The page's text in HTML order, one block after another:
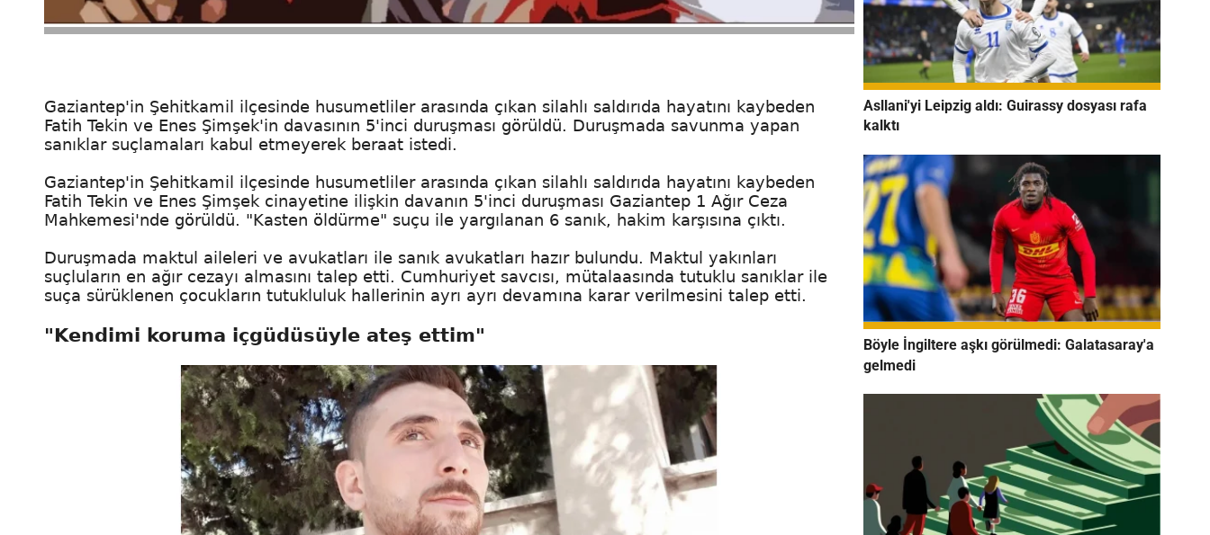
Gaziantep'in Şehitkamil ilçesinde husumetliler arasında çıkan silahlı saldırıda hayatını kaybeden
Fatih Tekin ve Enes Şimşek'in davasının 5'inci duruşması görüldü. Duruşmada savunma yapan
sanıklar suçlamaları kabul etmeyerek beraat istedi.
Gaziantep'in Şehitkamil ilçesinde husumetliler arasında çıkan silahlı saldırıda hayatını kaybeden
Fatih Tekin ve Enes Şimşek cinayetine ilişkin davanın 5'inci duruşması Gaziantep 1 Ağır Ceza
Mahkemesi'nde görüldü. "Kasten öldürme" suçu ile yargılanan 6 sanık, hakim karşısına çıktı.
Duruşmada maktul aileleri ve avukatları ile sanık avukatları hazır bulundu. Maktul yakınları
suçluların en ağır cezayı almasını talep etti. Cumhuriyet savcısı, mütalaasında tutuklu sanıklar ile
suça sürüklenen çocukların tutukluluk hallerinin ayrı ayrı devamına karar verilmesini talep etti.
"Kendimi koruma içgüdüsüyle ateş ettim"
Asllani'yi Leipzig aldı: Guirassy dosyası rafa
kalktı
Böyle İngiltere aşkı görülmedi: Galatasaray'a
gelmedi